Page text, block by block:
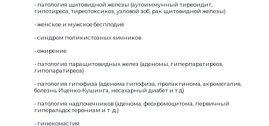
- патология щитовидной железы (аутоиммунный тиреоидит,
гипотиреоз, тиреотоксикоз, узловой зоб, рак щитовидной железы)
- женское и мужское бесплодие
- синдром поликистозных яичников
- ожирение
- патология паращитовидных желез (аденомы, гиперпаратиреоз,
гипопаратиреоз)
- патология гипофиза (аденома гипофиза, пролактинома, акромегалия,
болезнь Иценко-Кушинга, несахарный диабет и т д)
- патология надпочечников (аденома, феохромоцитома, первичный
гиперальдостеронизм и т .д.)
- гинекомастия